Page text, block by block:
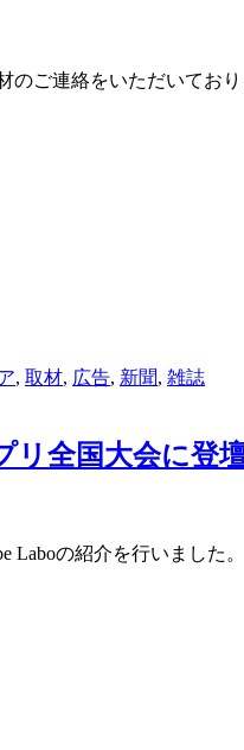
のご連絡をいただいて
, 取材, 広告, 新聞, 雑誌
全国大会に登
Laboの紹介を行いました。